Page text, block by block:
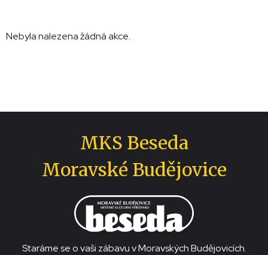
Nebyla nalezena žádná akce.
MKS Beseda
Moravské Budějovice
Staráme se o vaši zábavu v Moravských Budějovicích.